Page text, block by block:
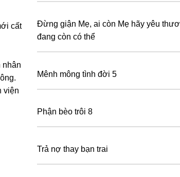
cất
nhân
Đừng giận Mẹ, ai còn Mẹ hãy yêu
đang còn có thể
Mênh mông tình đời 5
Phận bèo trôi 8
Trả nợ thay bạn trai